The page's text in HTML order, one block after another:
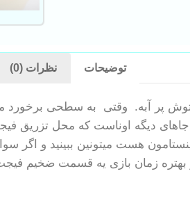
توضیحات نظرات (0)
پر آبه. وقتی به سطحی برخورد
از جاهای دیگه اوناست که محل
هست میتونین ببینید و اگر
و بهتره زمان بازی یه قسمت ضخیم